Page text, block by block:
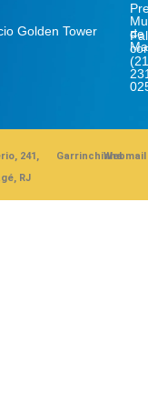
Golden Tower
de
241,
RJ
GarrinchinhaWebmail